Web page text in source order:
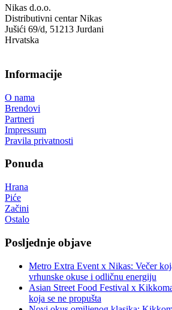
Nikas d.o.o.
Distributivni centar Nikas
Jušići 69/d, 51213 Jurdani
Hrvatska
Informacije
O nama
Brendovi
Partneri
Impressum
Pravila privatnosti
Ponuda
Hrana
Piće
Začini
Ostalo
Posljednje objave
Metro Extra Event x Nikas: Večer
vrhunske okuse i odličnu energiju
Asian Street Food Festival x
koja se ne propušta